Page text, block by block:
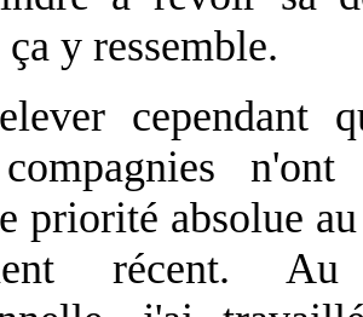
y ressemble.
cependant
priorité absolue
récent.